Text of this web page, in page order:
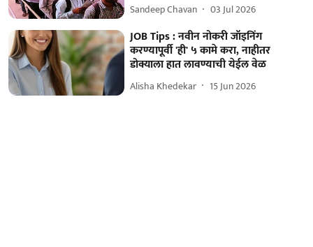
Sandeep Chavan 03 Jul 2026
JOB Tips : नवीन नोकरी जॉइनिंग
करण्यापूर्वी 'ही' ५ कामे करा, नाहीतर
डोक्याला हात लावण्याची येईल वेळ
Alisha Khedekar 15 Jun 2026